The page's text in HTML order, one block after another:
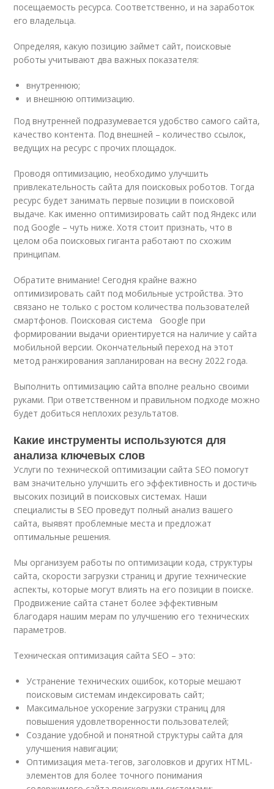
посещаемость ресурса. Соответственно, и на заработок
его владельца.
Определяя, какую позицию займет сайт, поисковые
роботы учитывают два важных показателя:
внутреннюю;
и внешнюю оптимизацию.
Под внутренней подразумевается удобство самого сайта,
качество контента. Под внешней – количество ссылок,
ведущих на ресурс с прочих площадок.
Проводя оптимизацию, необходимо улучшить
привлекательность сайта для поисковых роботов. Тогда
ресурс будет занимать первые позиции в поисковой
выдаче. Как именно оптимизировать сайт под Яндекс или
под Google – чуть ниже. Хотя стоит признать, что в
целом оба поисковых гиганта работают по схожим
принципам.
Обратите внимание! Сегодня крайне важно
оптимизировать сайт под мобильные устройства. Это
связано не только с ростом количества пользователей
смартфонов. Поисковая система Google при
формировании выдачи ориентируется на наличие у сайта
мобильной версии. Окончательный переход на этот
метод ранжирования запланирован на весну 2022 года.
Выполнить оптимизацию сайта вполне реально своими
руками. При ответственном и правильном подходе можно
будет добиться неплохих результатов.
Какие инструменты используются для
анализа ключевых слов
Услуги по технической оптимизации сайта SEO помогут
вам значительно улучшить его эффективность и достичь
высоких позиций в поисковых системах. Наши
специалисты в SEO проведут полный анализ вашего
сайта, выявят проблемные места и предложат
оптимальные решения.
Мы организуем работы по оптимизации кода, структуры
сайта, скорости загрузки страниц и другие технические
аспекты, которые могут влиять на его позиции в поиске.
Продвижение сайта станет более эффективным
благодаря нашим мерам по улучшению его технических
параметров.
Техническая оптимизация сайта SEO – это:
Устранение технических ошибок, которые мешают
поисковым системам индексировать сайт;
Максимальное ускорение загрузки страниц для
повышения удовлетворенности пользователей;
Создание удобной и понятной структуры сайта для
улучшения навигации;
Оптимизация мета-тегов, заголовков и других HTML-
элементов для более точного понимания